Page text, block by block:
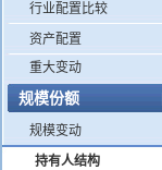
行业配置比较
资产配置
重大变动
规模份额
规模变动
持有人结构